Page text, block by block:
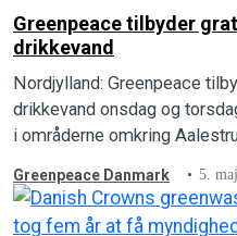
Greenpeace tilbyder
drikkevand
Nordjylland: Greenpeace
drikkevand onsdag og
i områderne omkring
Greenpeace Danmark 5.